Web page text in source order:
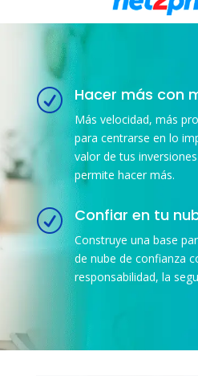
R Hacer más con
Más velocidad, más
para centrarse en lo
valor de tus
permite hacer más.
R Confiar en tu
Construye una base
de nube de confianza
responsabilidad, la